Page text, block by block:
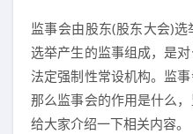
监事会由股东(股东大会)
选举产生的监事组成，是
法定强制性常设机构。监
那么监事会的作用是什么
给大家介绍一下相关内容。